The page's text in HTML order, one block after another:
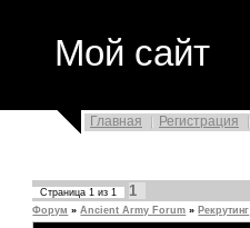
Мой сайт
Главная Регистрация
Страница1 из1 1
Форум » Ancient Army Forum » Рекрутинг